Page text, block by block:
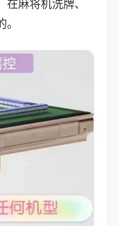
麻将机洗牌、